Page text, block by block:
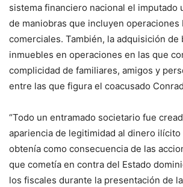
sistema financiero nacional el imputado
de maniobras que incluyen operaciones
comerciales. También, la adquisición de
inmuebles en operaciones en las que
complicidad de familiares, amigos y
entre las que figura el coacusado
“Todo un entramado societario fue
apariencia de legitimidad al dinero ilícito
obtenía como consecuencia de las
que cometía en contra del Estado
los fiscales durante la presentación de